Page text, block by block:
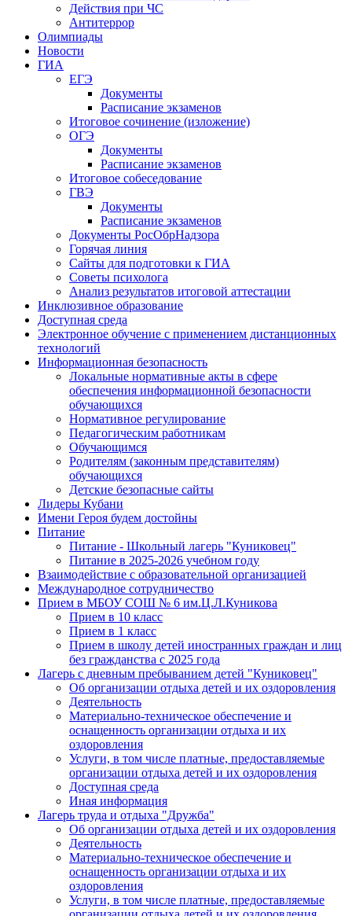
Действия при ЧС
Антитеррор
Олимпиады
Новости
ГИА
ЕГЭ
Документы
Расписание экзаменов
Итоговое сочинение (изложение)
ОГЭ
Документы
Расписание экзаменов
Итоговое собеседование
ГВЭ
Документы
Расписание экзаменов
Документы РосОбрНадзора
Горячая линия
Сайты для подготовки к ГИА
Советы психолога
Анализ результатов итоговой аттестации
Инклюзивное образование
Доступная среда
Электронное обучение с применением дистанционных
технологий
Информационная безопасность
Локальные нормативные акты в сфере
обеспечения информационной безопасности
обучающихся
Нормативное регулирование
Педагогическим работникам
Обучающимся
Родителям (законным представителям)
обучающихся
Детские безопасные сайты
Лидеры Кубани
Имени Героя будем достойны
Питание
Питание - Школьный лагерь "Куниковец"
Питание в 2025-2026 учебном году
Взаимодействие с образовательной организацией
Международное сотрудничество
Прием в МБОУ СОШ № 6 им.Ц.Л.Куникова
Прием в 10 класс
Прием в 1 класс
Прием в школу детей иностранных граждан и лиц
без гражданства с 2025 года
Лагерь с дневным пребыванием детей "Куниковец"
Об организации отдыха детей и их оздоровления
Деятельность
Материально-техническое обеспечение и
оснащенность организации отдыха и их
оздоровления
Услуги, в том числе платные, предоставляемые
организации отдыха детей и их оздоровления
Доступная среда
Иная информация
Лагерь труда и отдыха "Дружба"
Об организации отдыха детей и их оздоровления
Деятельность
Материально-техническое обеспечение и
оснащенность организации отдыха и их
оздоровления
Услуги, в том числе платные, предоставляемые